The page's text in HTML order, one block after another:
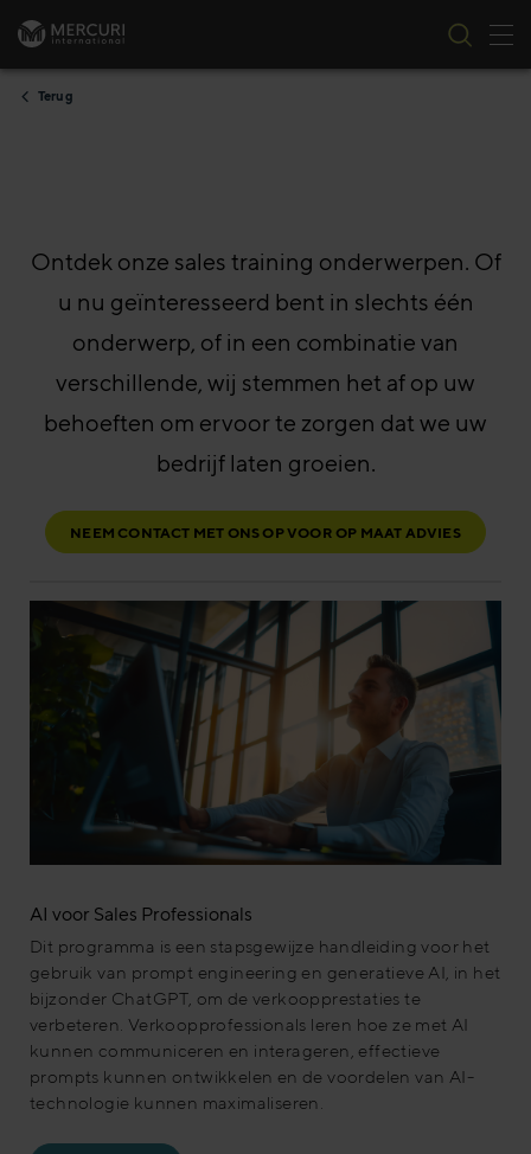
Ga naar inhoud
Terug
Ontdek onze sales training onderwerpen. Of
u nu geïnteresseerd bent in slechts één
onderwerp, of in een combinatie van
verschillende, wij stemmen het af op uw
behoeften om ervoor te zorgen dat we uw
bedrijf laten groeien.
NEEM CONTACT MET ONS OP VOOR OP MAAT ADVIES
AI voor Sales Professionals
Dit programma is een stapsgewijze handleiding voor het
gebruik van prompt engineering en generatieve AI, in het
bijzonder ChatGPT, om de verkoopprestaties te
verbeteren. Verkoopprofessionals leren hoe ze met AI
kunnen communiceren en interageren, effectieve
prompts kunnen ontwikkelen en de voordelen van AI-
technologie kunnen maximaliseren.